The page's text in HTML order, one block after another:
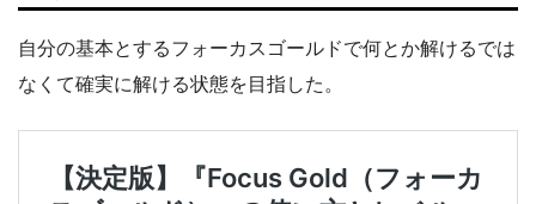
自分の基本とするフォーカスゴールドで何とか解けるでは
なくて確実に解ける状態を目指した。